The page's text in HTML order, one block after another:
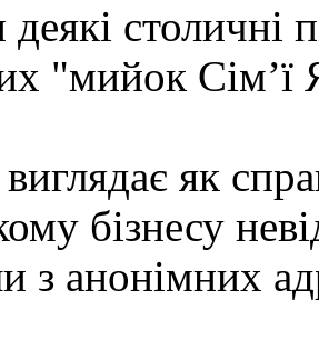
столичні
"мийок Сім’ї
як
бізнесу
з анонімних